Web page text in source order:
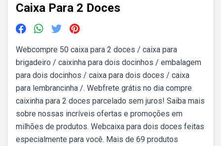
Caixa Para 2 Doces
Webcompre 50 caixa para 2 doces / caixa para
brigadeiro / caixinha para dois docinhos / embalagem
para dois docinhos / caixa para dois doces / caixa
para lembrancinha /. Webfrete grátis no dia compre
caixinha para 2 doces parcelado sem juros! Saiba mais
sobre nossas incríveis ofertas e promoções em
milhões de produtos. Webcaixa para dois doces feitas
especialmente para você. Mais de 69 produtos